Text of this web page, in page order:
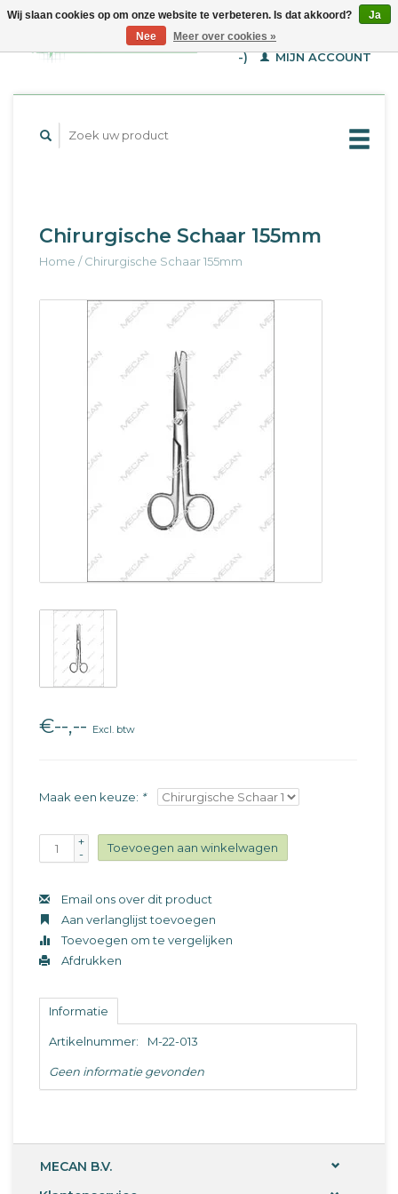
WINKELWAGEN (€--,-
-)
MIJN ACCOUNT
Chirurgische Schaar 155mm
Home /Chirurgische Schaar 155mm
€--,-- Excl. btw
Maak een keuze: *
+
-
Toevoegen aan winkelwagen
Email ons over dit product
Aan verlanglijst toevoegen
Toevoegen om te vergelijken
Afdrukken
Informatie
Artikelnummer: M-22-013
Geen informatie gevonden
MECAN B.V.
Wij slaan cookies op om onze website te verbeteren. Is dat akkoord?
Ja
Nee
Meer over cookies »